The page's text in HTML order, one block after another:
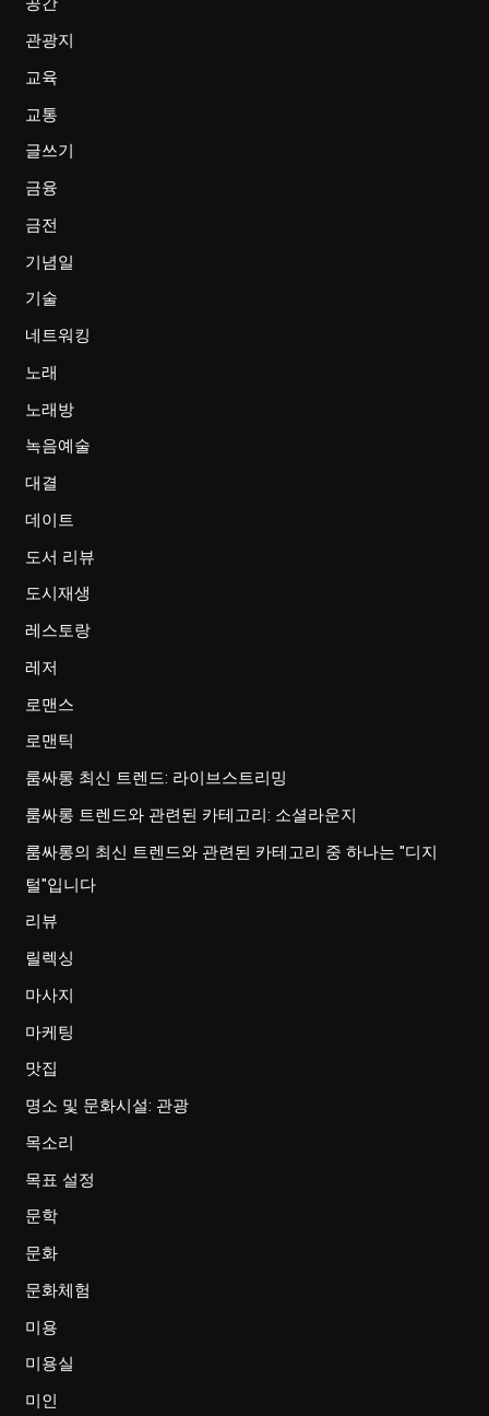
관광지
교육
교통
글쓰기
금융
금전
기념일
기술
네트워킹
노래
노래방
녹음예술
대결
데이트
도서 리뷰
도시재생
레스토랑
레저
로맨스
로맨틱
룸싸롱 최신 트렌드: 라이브스트리밍
룸싸롱 트렌드와 관련된 카테고리: 소셜라운지
룸싸롱의 최신 트렌드와 관련된 카테고리 중 하나는 "디지
털"입니다
리뷰
릴렉싱
마사지
마케팅
맛집
명소 및 문화시설: 관광
목소리
목표 설정
문학
문화
문화체험
미용
미용실
미인